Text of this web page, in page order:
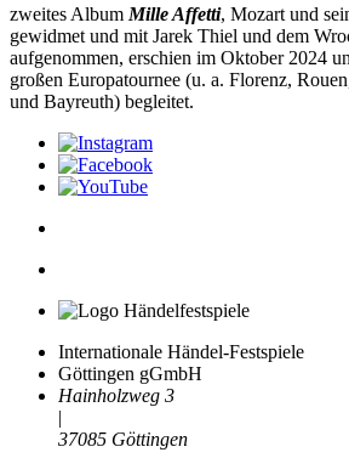
zweites Album Mille Affetti, Mozart und
gewidmet und mit Jarek Thiel und dem
aufgenommen, erschien im Oktober 2024
großen Europatournee (u. a. Florenz,
und Bayreuth) begleitet.
Internationale Händel-Festspiele
Göttingen gGmbH
Hainholzweg 3
|
37085 Göttingen